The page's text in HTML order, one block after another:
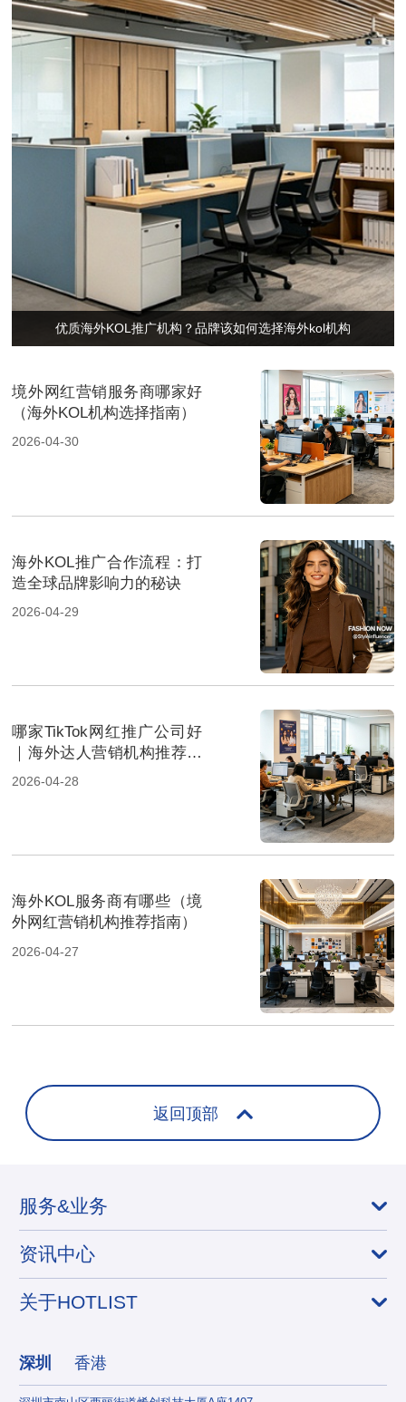
优质海外KOL推广机构？品牌该如何选择海外kol机构
境外网红营销服务商哪家好
（海外KOL机构选择指南）
2026-04-30
海外KOL推广合作流程：打
造全球品牌影响力的秘诀
2026-04-29
哪家TikTok网红推广公司好
｜海外达人营销机构推荐指
南
2026-04-28
海外KOL服务商有哪些（境
外网红营销机构推荐指南）
2026-04-27
返回顶部
服务&业务
资讯中心
关于HOTLIST
深圳 香港